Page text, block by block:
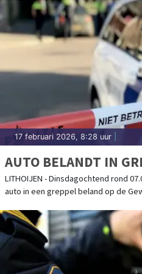
17 februari 2026, 8:28 uur
AUTO BELANDT IN
LITHOIJEN - Dinsdagochtend rond
auto in een greppel beland op de